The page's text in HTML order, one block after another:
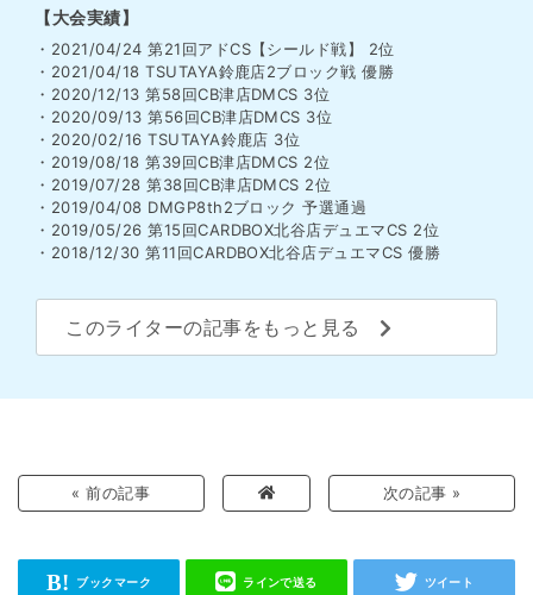
【大会実績】
・2021/04/24 第21回アドCS【シールド戦】 2位
・2021/04/18 TSUTAYA鈴鹿店2ブロック戦 優勝
・2020/12/13 第58回CB津店DMCS 3位
・2020/09/13 第56回CB津店DMCS 3位
・2020/02/16 TSUTAYA鈴鹿店 3位
・2019/08/18 第39回CB津店DMCS 2位
・2019/07/28 第38回CB津店DMCS 2位
・2019/04/08 DMGP8th2ブロック 予選通過
・2019/05/26 第15回CARDBOX北谷店デュエマCS 2位
・2018/12/30 第11回CARDBOX北谷店デュエマCS 優勝
このライターの記事をもっと見る
« 前の記事 次の記事 »